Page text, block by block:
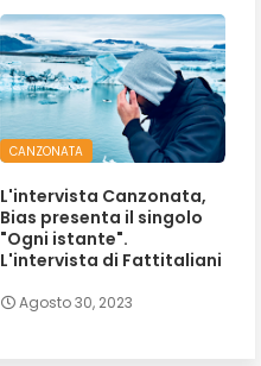
CANZONATA
L'intervista Canzonata,
Bias presenta il singolo
"Ogni istante".
L'intervista di Fattitaliani
Agosto 30, 2023